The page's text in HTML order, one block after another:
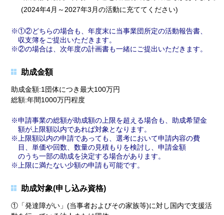
(2024年4月～2027年3月の活動に充ててください)
①②どちらの場合も、年度末に当事業団所定の活動報告書、
収支簿をご提出いただきます。
②の場合は、次年度の計画書も一緒にご提出いただきます。
助成金額
助成金額:1団体につき最大100万円
総額:年間1000万円程度
申請事業の総額が助成額の上限を超える場合も、助成希望金
額が上限額以内であれば対象となります。
上限額以内の申請であっても、選考において申請内容の費
目、単価や回数、数量の見積もりを検討し、申請金額
のうち一部の助成を決定する場合があります。
上限に満たない少額の申請も可能です。
助成対象(申し込み資格)
①「発達障がい」(当事者およびその家族等)に対し国内で支援活